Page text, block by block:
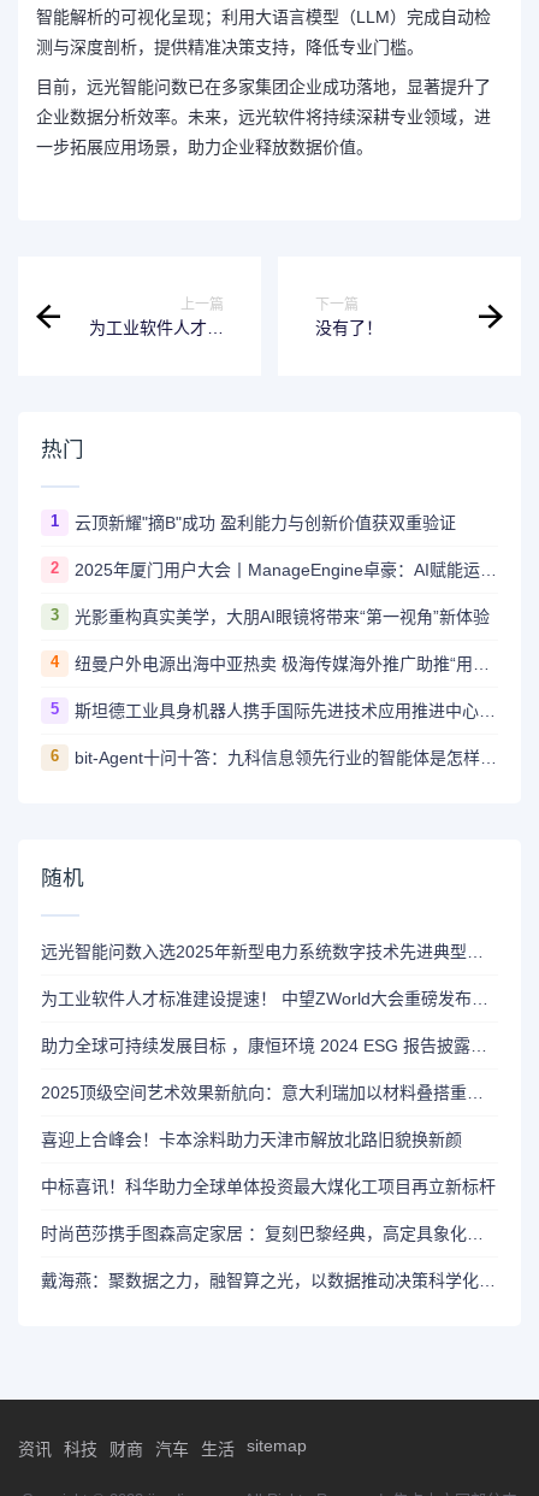
智能解析的可视化呈现；利用大语言模型（LLM）完成自动检
测与深度剖析，提供精准决策支持，降低专业门槛。
目前，远光智能问数已在多家集团企业成功落地，显著提升了
企业数据分析效率。未来，远光软件将持续深耕专业领域，进
一步拓展应用场景，助力企业释放数据价值。
上一篇
为工业软件人才标
下一篇
没有了！
热门
1 云顶新耀"摘B"成功 盈利能力与创新价值获双重验证
2 2025年厦门用户大会丨ManageEngine卓豪：AI赋能运维，智启未来新程
3 光影重构真实美学，大朋AI眼镜将带来“第一视角”新体验
4
5 斯坦德工业具身机器人携手国际先进技术应用推进中心（深圳）， 共筑具身智能产业创新生态
6 bit-Agent十问十答：九科信息领先行业的智能体是怎样炼成的？
随机
喜迎上合峰会！卡本涂料助力天津市解放北路旧貌换新颜
中标喜讯！科华助力全球单体投资最大煤化工项目再立新标杆
资讯 科技 财商 汽车 生活 sitemap